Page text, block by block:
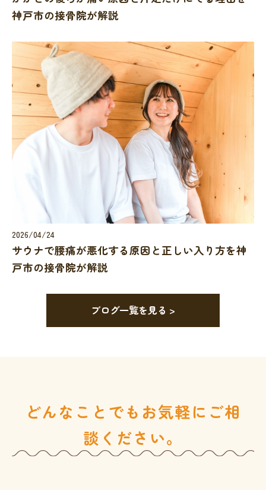
神戸市の接骨院が解説
2026/04/24
サウナで腰痛が悪化する原因と正しい入り方を神
戸市の接骨院が解説
ブログ一覧を見る >
どんなことでもお気軽にご相
談ください。